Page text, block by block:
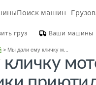
Поиск машин
груз Ваши машины
> Мы дали ему кличку м...